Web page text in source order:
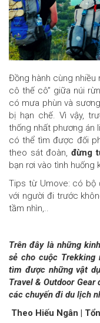
Đồng hành cùng nhiều
cô thế cô” giữa núi
có mưa phùn và
bị hạn chế. Vì vậy,
thống nhất phương án
có thể tìm được đối
theo sát đoàn,đừng
bạn rơi vào tình huống
Tips từ Umove: có bộ
với người đi trước
tầm nhìn,..
Trên đây là những
sẻ cho cuộc Trekking
tìm được những vật
Travel & Outdoor
các chuyến đi du lịch
Theo Hiếu Ngân |